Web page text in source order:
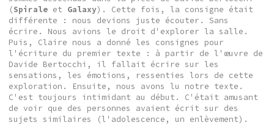
(Spirale et Galaxy). Cette fois, la consigne était
différente : nous devions juste écouter. Sans
écrire. Nous avions le droit d'explorer la salle.
Puis, Claire nous a donné les consignes pour
l'écriture du premier texte : à partir de l'œuvre de
Davide Bertocchi, il fallait écrire sur les
sensations, les émotions, ressenties lors de cette
exploration. Ensuite, nous avons lu notre texte.
C'est toujours intimidant au début. C'était amusant
de voir que des personnes avaient écrit sur des
sujets similaires (l'adolescence, un enlèvement).